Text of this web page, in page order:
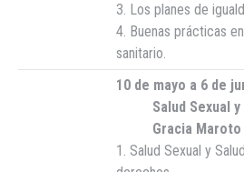
3. Los planes de
4. Buenas prácticas
sanitario.
10 de mayo a 6 de
Salud Sexual y
Gracia Maroto
1. Salud Sexual y